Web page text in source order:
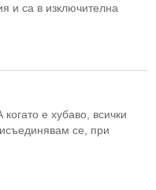
и са в изключителна
е хубаво, всички
се, при